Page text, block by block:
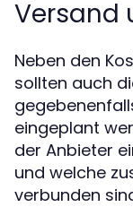
Versand
Neben den
sollten auch
eingeplant
der Anbieter
und welche
verbunden